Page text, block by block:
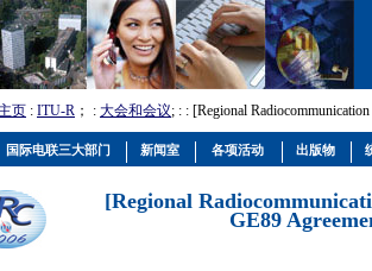
主页 : ITU-R ； : 大会和会议; : : [Regional
[Regional
GE89
国际电联三大部门 新闻室 各项活动 出版物